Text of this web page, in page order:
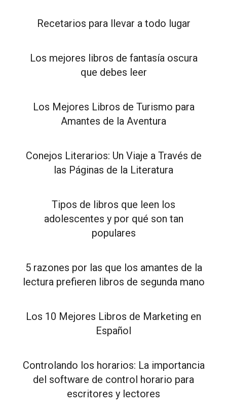
Recetarios para llevar a todo lugar
Los mejores libros de fantasía oscura
que debes leer
Los Mejores Libros de Turismo para
Amantes de la Aventura
Conejos Literarios: Un Viaje a Través de
las Páginas de la Literatura
Tipos de libros que leen los
adolescentes y por qué son tan
populares
5 razones por las que los amantes de la
lectura prefieren libros de segunda mano
Los 10 Mejores Libros de Marketing en
Español
Controlando los horarios: La importancia
del software de control horario para
escritores y lectores